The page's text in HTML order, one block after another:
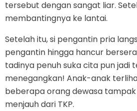
tersebut dengan sangat liar.
membantingnya ke lantai.
Setelah itu, si pengantin pria
pengantin hingga hancur
tadinya penuh suka cita pun jadi
menegangkan! Anak-anak
beberapa orang dewasa
menjauh dari TKP.